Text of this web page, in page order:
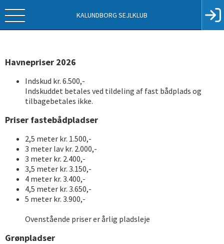
KALUNDBORG SEJLKLUB
Havnepriser 2026
Indskud kr. 6.500,-
Indskuddet betales ved tildeling af fast bådplads og
tilbagebetales ikke.
Priser fastebådpladser
2,5 meter kr. 1.500,-
3 meter lav kr. 2.000,-
3 meter kr. 2.400,-
3,5 meter kr. 3.150,-
4 meter kr. 3.400,-
4,5 meter kr. 3.650,-
5 meter kr. 3.900,-
Ovenstående priser er årlig pladsleje
Grønpladser